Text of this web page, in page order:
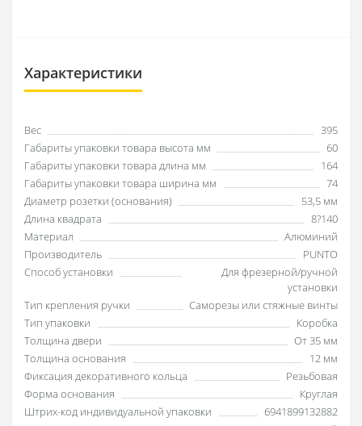
Характеристики
Вес
395
Габариты упаковки товара высота мм
60
Габариты упаковки товара длина мм
164
Габариты упаковки товара ширина мм
74
Диаметр розетки (основания)
53,5 мм
Длина квадрата
8?140
Материал
Алюминий
Производитель
PUNTO
Способ установки
Для фрезерной/ручной
установки
Тип крепления ручки
Саморезы или стяжные винты
Тип упаковки
Коробка
Толщина двери
От 35 мм
Толщина основания
12 мм
Фиксация декоративного кольца
Резьбовая
Форма основания
Круглая
Штрих-код индивидуальной упаковки
6941899132882